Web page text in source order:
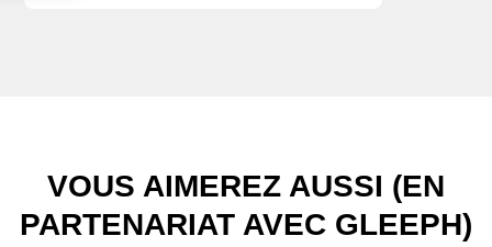
VOUS AIMEREZ AUSSI (EN
PARTENARIAT AVEC GLEEPH)